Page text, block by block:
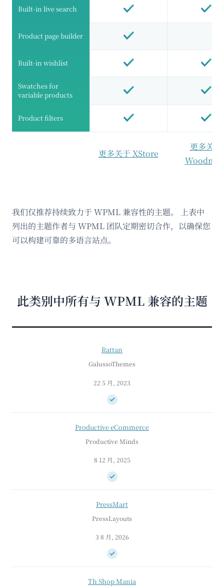
Built-in live search
Product page builder
Built-in wishlist
Swatches for
variable products
Product filters
更多关于 XStore
更多关于
我们仅推荐持续致力于 WPML 兼容性的主题。 上表中
列出的主题作者与 WPML 团队定期密切合作，以确保您
可以构建可靠的多语言站点。
此类别中所有与 WPML 兼容的主题
Rattan
GalussoThemes
22 5 月, 2023
Productive eCommerce
Productive Minds
8 12 月, 2025
PressMart
PressLayouts
3 8 月, 2026
Th Shop Mania